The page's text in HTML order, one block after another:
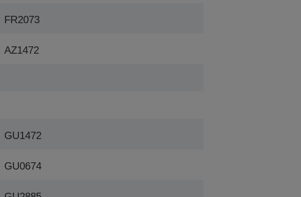
FR2073
AZ1472
GU1472
GU0674